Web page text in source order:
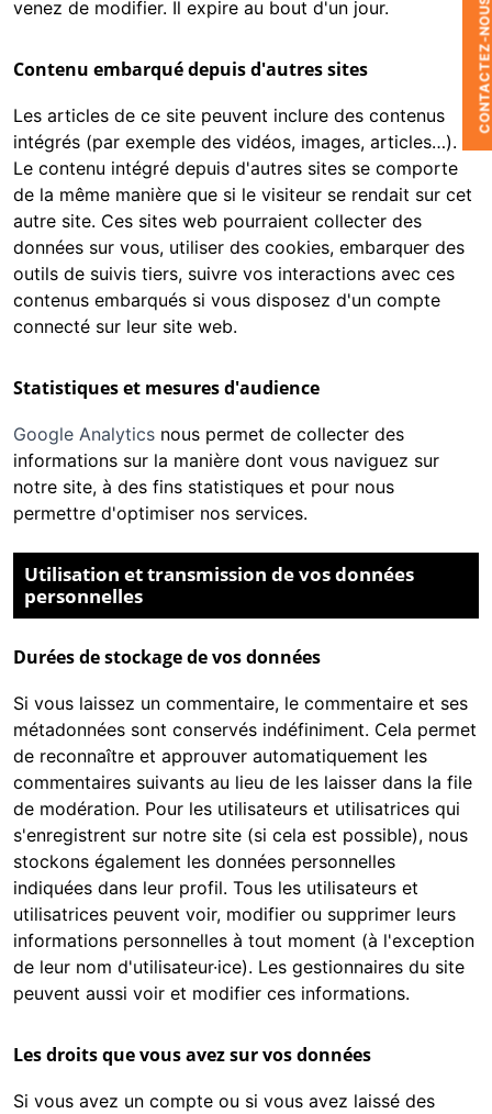
venez de modifier. Il expire au bout d'un jour.
Contenu embarqué depuis d'autres sites
Les articles de ce site peuvent inclure des contenus
intégrés (par exemple des vidéos, images, articles…).
Le contenu intégré depuis d'autres sites se comporte
de la même manière que si le visiteur se rendait sur cet
autre site. Ces sites web pourraient collecter des
données sur vous, utiliser des cookies, embarquer des
outils de suivis tiers, suivre vos interactions avec ces
contenus embarqués si vous disposez d'un compte
connecté sur leur site web.
Statistiques et mesures d'audience
Google Analytics nous permet de collecter des
informations sur la manière dont vous naviguez sur
notre site, à des fins statistiques et pour nous
permettre d'optimiser nos services.
Utilisation et transmission de vos données
personnelles
Durées de stockage de vos données
Si vous laissez un commentaire, le commentaire et ses
métadonnées sont conservés indéfiniment. Cela permet
de reconnaître et approuver automatiquement les
commentaires suivants au lieu de les laisser dans la file
de modération. Pour les utilisateurs et utilisatrices qui
s'enregistrent sur notre site (si cela est possible), nous
stockons également les données personnelles
indiquées dans leur profil. Tous les utilisateurs et
utilisatrices peuvent voir, modifier ou supprimer leurs
informations personnelles à tout moment (à l'exception
de leur nom d'utilisateur·ice). Les gestionnaires du site
peuvent aussi voir et modifier ces informations.
Les droits que vous avez sur vos données
Si vous avez un compte ou si vous avez laissé des
CONTACTEZ-NOUS